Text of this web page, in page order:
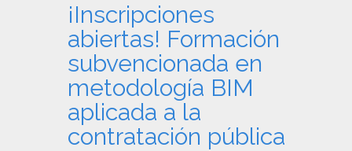
¡Inscripciones
abiertas! Formación
subvencionada en
metodología BIM
aplicada a la
contratación pública